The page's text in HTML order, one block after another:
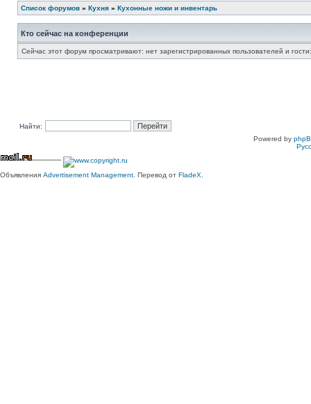
Список форумов » Кухня » Кухонные ножи и инвентарь
Кто сейчас на конференции
Сейчас этот форум просматривают: нет зарегистрированных пользователей и
Найти:
Powered by
Объявления Advertisement Management . Перевод от FladeX